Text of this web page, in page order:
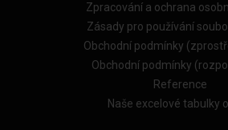
Zpracování a ochrana
Zásady pro používání
Obchodní podmínky
Obchodní podmínky
Reference
Naše excelové tabulky